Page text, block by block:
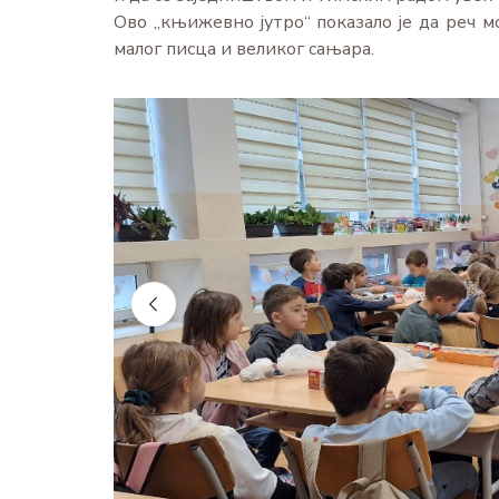
Ово „књижевно јутро“ показало је да реч
малог писца и великог сањара.